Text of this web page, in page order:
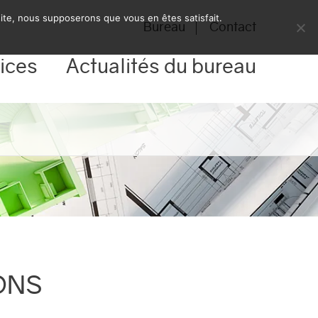
Bureau Contact
Actualités du bureau
nous supposerons que vous en êtes satisfait.